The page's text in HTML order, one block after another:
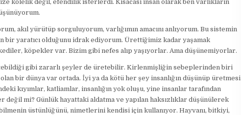
kölelik değil, efendilik isterlerdi. Kısacası insan olarak ben varlıkların
akıl yürütüp sorguluyorum, varlığımın amacını anlıyorum. Bu sistemin
bir yaratıcı olduğunu idrak ediyorum. Ürettiğimiz kadar yaşamak
köpekler var. Bizim gibi nefes alıp yaşıyorlar. Ama düşünemiyorlar.
gibi zararlı şeyler de üretebilir. Kirlenmişliğin sebeplerinden biri
bir dünya var ortada. İyi ya da kötü her şey insanlığın düşünüp üretmesi
kıyımlar, katliamlar, insanlığın yok oluşu, yine insanlar tarafından
değil mi? Günlük hayattaki aldatma ve yapılan haksızlıklar düşünülerek
üstünlüğünü, nimetlerini kendisi için kullanıyor. Hayvanı, bitkiyi,